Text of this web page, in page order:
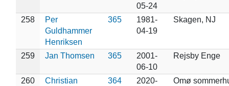
05-24
258
Per
Guldhammer
Henriksen
365
1981-
04-19
Skagen, NJ
259 Jan Thomsen 365
2001-
06-10
Rejsby Enge
260
Christian
364
2020-
Omø